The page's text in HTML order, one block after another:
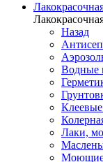
Назад
Водные
Лаки,
Моющие